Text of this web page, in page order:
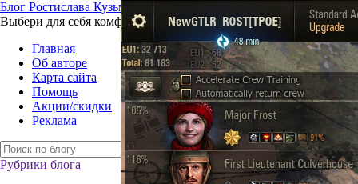
Блог Ростислава Кузьмина
Выбери для себя комфорт – технику для жизни
Главная
Об авторе
Карта сайта
Помощь
Акции/скидки
Реклама
Рубрики блога